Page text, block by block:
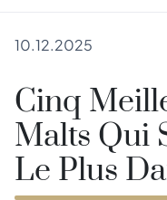
10.12.2025
Cinq
Malts Qui
Le Plus